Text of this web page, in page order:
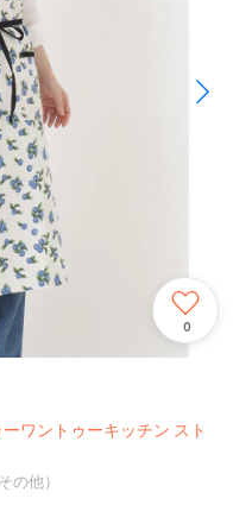
0
ーワントゥーキッチン スト
の他）